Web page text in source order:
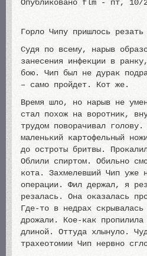
Опубликовано flm - пт, 10/
Горло Чипу пришлось резать
Судя по всему, нарыв
занесения инфекции в
бою. Чип был не дурак
– само пройдет. Кот же.
Время шло, но нарыв не
стал похож на воротник,
трудом поворачивал
маленький картофельный
до остроты бритвы.
Облили спиртом. Обильно
кота. Захмелевший Чип уже
операции. Фил держал, я
резалась. Она оказалась
Где-то в недрах
дрожали. Кое-как
длиной. Оттуда хлынуло.
трахеотомии Чип нервно